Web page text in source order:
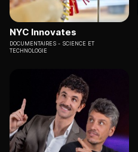
NYC Innovates
DOCUMENTAIRES
SCIENCE ET
TECHNOLOGIE